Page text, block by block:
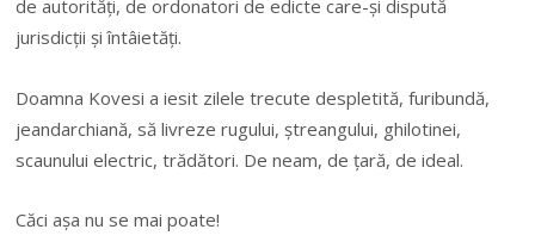
de autorități, de ordonatori de edicte care-și dispută
jurisdicții și întâietăți.
Doamna Kovesi a iesit zilele trecute despletită, furibundă,
jeandarchiană, să livreze rugului, ștreangului, ghilotinei,
scaunului electric, trădători. De neam, de țară, de ideal.
Căci așa nu se mai poate!